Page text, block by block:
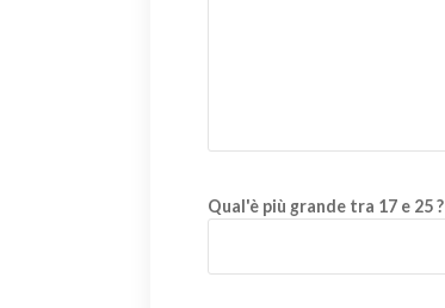
Qual'è più grande tra 17 e 25 ?